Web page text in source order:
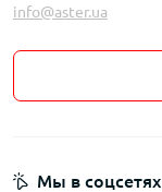
info@aster.ua
Мы в соцсетях